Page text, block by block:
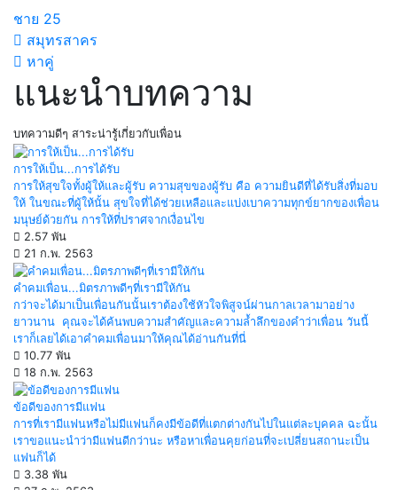
ชาย 25
สมุทรสาคร
หาคู่
แนะนำบทความ
บทความดีๆ สาระน่ารู้เกี่ยวกับเพื่อน
การให้เป็น...การได้รับ
การให้สุขใจทั้งผู้ให้และผู้รับ ความสุขของผู้รับ คือ ความยินดีที่ได้รับสิ่งที่มอบ
ให้ ในขณะที่ผู้ให้นั้น สุขใจที่ได้ช่วยเหลือและแบ่งเบาความทุกข์ยากของเพื่อน
มนุษย์ด้วยกัน การให้ที่ปราศจากเงื่อนไข
2.57 พัน
21 ก.พ. 2563
คำคมเพื่อน...มิตรภาพดีๆที่เรามีให้กัน
กว่าจะได้มาเป็นเพื่อนกันนั้นเราต้องใช้หัวใจพิสูจน์ผ่านกาลเวลามาอย่าง
ยาวนาน คุณจะได้ค้นพบความสำคัญและความล้ำลึกของคำว่าเพื่อน วันนี้
เราก็เลยได้เอาคำคมเพื่อนมาให้คุณได้อ่านกันที่นี่
10.77 พัน
18 ก.พ. 2563
ข้อดีของการมีแฟน
การที่เรามีแฟนหรือไม่มีแฟนก็คงมีข้อดีที่แตกต่างกันไปในแต่ละบุคคล ฉะนั้น
เราขอแนะนำว่ามีแฟนดีกว่านะ หรือหาเพื่อนคุยก่อนที่จะเปลี่ยนสถานะเป็น
แฟนก็ได้
3.38 พัน